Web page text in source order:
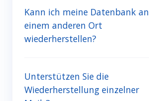
Kann ich meine Datenbank an
einem anderen Ort
wiederherstellen?
Unterstützen Sie die
Wiederherstellung einzelner